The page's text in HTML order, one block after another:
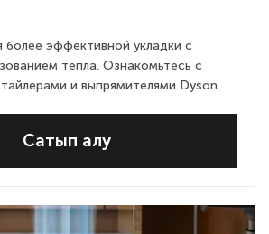
более эффективной укладки с
тепла. Ознакомьтесь с
и выпрямителями Dyson.
Сатып алу